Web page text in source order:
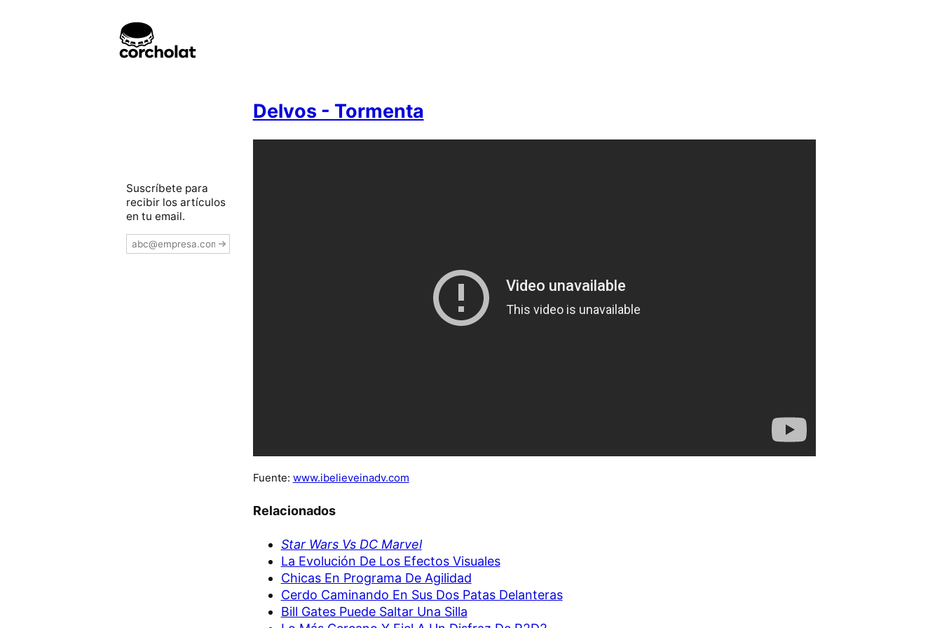
Delvos - Tormenta
Fuente: www.ibelieveinadv.com
Relacionados
Star Wars Vs DC Marvel
La Evolución De Los Efectos Visuales
Chicas En Programa De Agilidad
Cerdo Caminando En Sus Dos Patas Delanteras
Bill Gates Puede Saltar Una Silla
Suscríbete para
recibir los artículos
en tu email.